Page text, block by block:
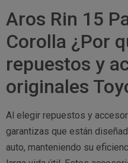
Aros Rin 15
Corolla ¿Por
repuestos y
originales
Al elegir repuestos y
garantizas que están
auto, manteniendo su